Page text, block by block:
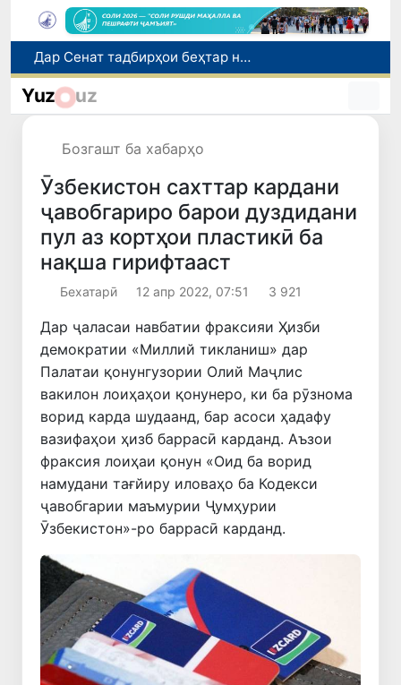
Сарвари ВКХ-и Ӯзбекистон бо роҳбарияти Ҳиндустон музокирот анҷом дода, дар Форуми соҳибкории Ӯзбекистону Ҳиндустон иштирок кард
Оҷонсии мубориза бо коррупсия нисбат ба ҳокими ноҳияи Шаҳрисабз тафтиши хизматиро оғоз намуд
Yuz uz
Бозгашт ба хабарҳо
Ӯзбекистон сахттар кардани
ҷавобгариро барои дуздидани
пул аз кортҳои пластикӣ ба
нақша гирифтааст
Бехатарӣ 12 апр 2022, 07:51 3 921
Дар ҷаласаи навбатии фраксияи Ҳизби
демократии «Миллий тикланиш» дар
Палатаи қонунгузории Олий Маҷлис
вакилон лоиҳаҳои қонунеро, ки ба рӯзнома
ворид карда шудаанд, бар асоси ҳадафу
вазифаҳои ҳизб баррасӣ карданд. Аъзои
фраксия лоиҳаи қонун «Оид ба ворид
намудани тағйиру иловаҳо ба Кодекси
ҷавобгарии маъмурии Ҷумҳурии
Ӯзбекистон»-ро баррасӣ карданд.